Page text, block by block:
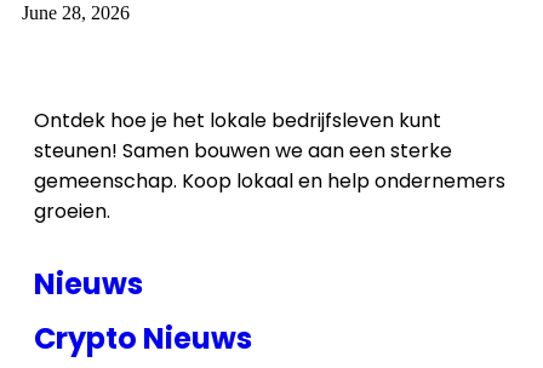
June 28, 2026
Ontdek hoe je het lokale bedrijfsleven kunt
steunen! Samen bouwen we aan een sterke
gemeenschap. Koop lokaal en help ondernemers
groeien.
Nieuws
Crypto Nieuws